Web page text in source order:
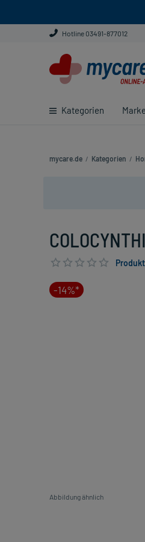
Hotline 03491-877012
Kategorien
mycare.de / Kategorien /
-14%*
Abbildung ähnlich